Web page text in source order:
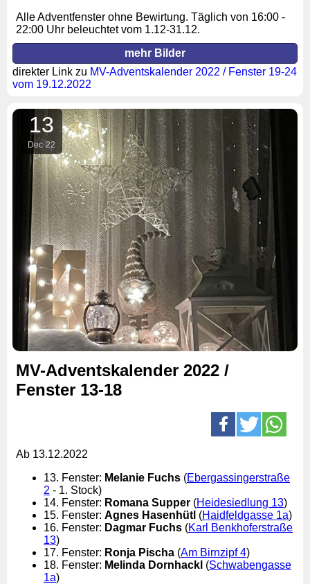
Alle Adventfenster ohne Bewirtung. Täglich von 16:00 -
22:00 Uhr beleuchtet vom 1.12-31.12.
mehr Bilder
direkter Link zu MV-Adventskalender 2022 / Fenster 19-24
vom 19.12.2022
13
Dec 22
MV-Adventskalender 2022 /
Fenster 13-18
Ab 13.12.2022
13. Fenster: Melanie Fuchs (Ebergassingerstraße
2 - 1. Stock)
14. Fenster: Romana Supper (Heidesiedlung 13)
15. Fenster: Agnes Hasenhütl (Haidfeldgasse 1a)
16. Fenster: Dagmar Fuchs (Karl Benkhoferstraße
13)
17. Fenster: Ronja Pischa (Am Birnzipf 4)
18. Fenster: Melinda Dornhackl (Schwabengasse
1a)